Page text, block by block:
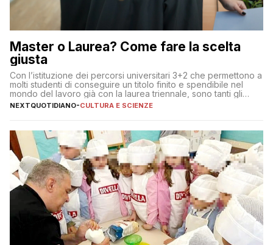
Master o Laurea? Come fare la scelta
giusta
Con l’istituzione dei percorsi universitari 3+2 che permettono a
molti studenti di conseguire un titolo finito e spendibile nel
mondo del lavoro già con la laurea triennale, sono tanti gli
interrogativi che si pongono gli studenti una volta raggiunto
l’obiettivo di primo livello
NEXTQUOTIDIANO-CULTURA E SCIENZE